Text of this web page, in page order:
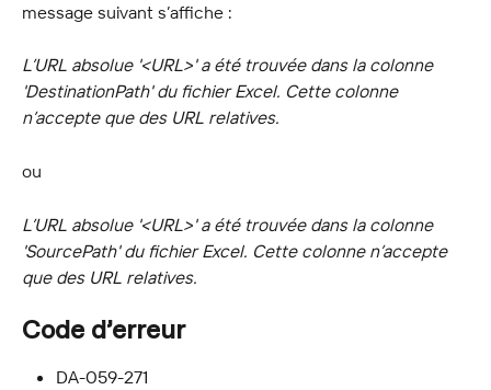
message suivant s’affiche :
L’URL absolue '<URL>' a été trouvée dans la colonne
'DestinationPath' du fichier Excel. Cette colonne
n’accepte que des URL relatives.
ou
L’URL absolue '<URL>' a été trouvée dans la colonne
'SourcePath' du fichier Excel. Cette colonne n’accepte
que des URL relatives.
Code d’erreur
DA-059-271